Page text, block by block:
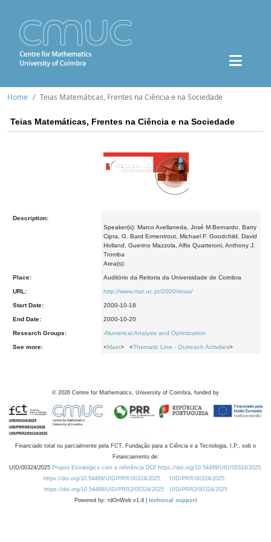
Home Teias Matemáticas, Frentes na Ciência e na Sociedade
Teias Matemáticas, Frentes na Ciência e na Sociedade
Description:
Speaker(s): Marco Avellaneda, José M.Bernardo, Barry
Cipra, G. Bard Ermentrout, Michael F. Goodchild, David
Holland, Guerino Mazzola, Alfio Quarteroni, Anthony J.
Tromba
Area(s):
Place: Auditório da Reitoria da Universidade de Coimbra
URL: http://www.mat.uc.pt/2000/teias/
Start Date: 2000-10-18
End Date: 2000-10-20
Research Groups: -Numerical Analysis and Optimization
See more: <Main> <Thematic Line - Outreach Activities>
© 2026 Centre for Mathematics, University of Coimbra, funded by
Financiado total ou parcialmente pela FCT, Fundação para a Ciência e a Tecnologia, I.P., sob o
Financiamento de:
UID/00324/2025 Projeto Estratégico com a referência DOI https://doi.org/10.54499/UID/00324/2025.
https://doi.org/10.54499/UID/PRR/00324/2025
UID/PRR/00324/2025
https://doi.org/10.54499/UID/PRR2/00324/2025
UID/PRR2/00324/2025
Powered by: rdOnWeb v1.4 | technical support